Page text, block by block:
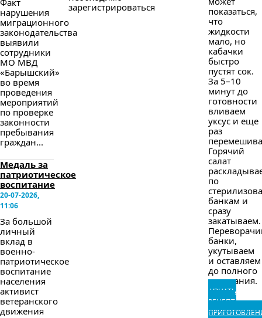
нарушения
миграционного
законодательства
выявили
сотрудники
МО МВД
«Барышский»
во время
проведения
мероприятий
по проверке
законности
пребывания
граждан...
Медаль за
патриотическое
воспитание
20-07-2026,
11:06
За большой
личный
вклад в
военно-
патриотическое
воспитание
населения
активист
ветеранского
движения
зарегистрироваться
показаться,
что
жидкости
мало, но
кабачки
быстро
пустят сок.
За 5–10
минут до
готовности
вливаем
уксус и еще
раз
Горячий
салат
по
банкам и
сразу
закатываем.
банки,
укутываем
и оставляем
до полного
остывания.
УЗНАТЬ
РЕЦЕПТ